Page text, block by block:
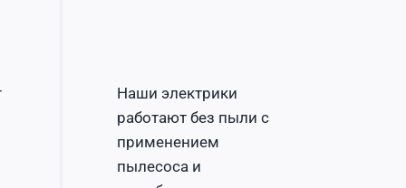
Наши электрики
работают без пыли с
применением
пылесоса и